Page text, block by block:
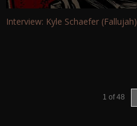
Interview: Kyle Schaefer (Fallujah)
1 of 48